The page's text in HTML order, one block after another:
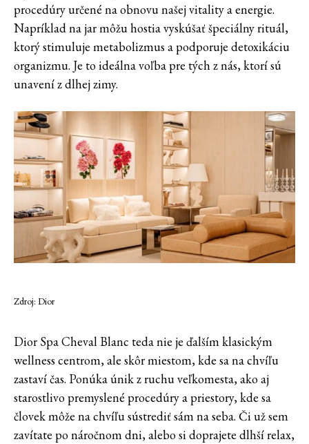
procedúry určené na obnovu našej vitality a energie.
Napríklad na jar môžu hostia vyskúšať špeciálny rituál,
ktorý stimuluje metabolizmus a podporuje detoxikáciu
organizmu. Je to ideálna voľba pre tých z nás, ktorí sú
unavení z dlhej zimy.
Zdroj: Dior
Dior Spa Cheval Blanc teda nie je ďalším klasickým
wellness centrom, ale skôr miestom, kde sa na chvíľu
zastaví čas. Ponúka únik z ruchu veľkomesta, ako aj
starostlivo premyslené procedúry a priestory, kde sa
človek môže na chvíľu sústrediť sám na seba. Či už sem
zavítate po náročnom dni, alebo si doprajete dlhší relax,